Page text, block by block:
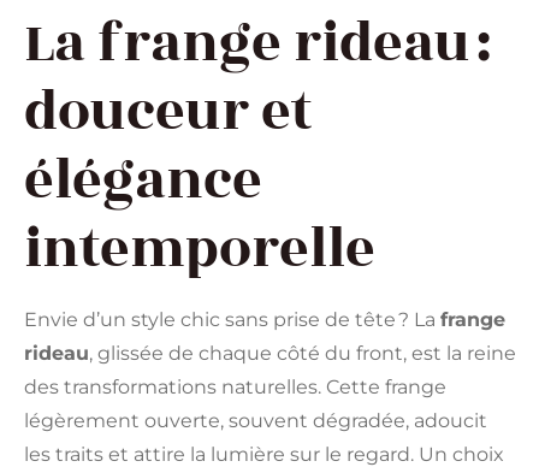
La frange rideau :
douceur et
élégance
intemporelle
Envie d’un style chic sans prise de tête ? La frange
rideau, glissée de chaque côté du front, est la reine
des transformations naturelles. Cette frange
légèrement ouverte, souvent dégradée, adoucit
les traits et attire la lumière sur le regard. Un choix